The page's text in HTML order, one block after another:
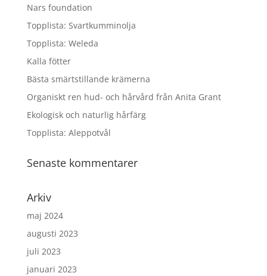
Nars foundation
Topplista: Svartkumminolja
Topplista: Weleda
Kalla fötter
Bästa smärtstillande krämerna
Organiskt ren hud- och hårvård från Anita Grant
Ekologisk och naturlig hårfärg
Topplista: Aleppotvål
Senaste kommentarer
Arkiv
maj 2024
augusti 2023
juli 2023
januari 2023